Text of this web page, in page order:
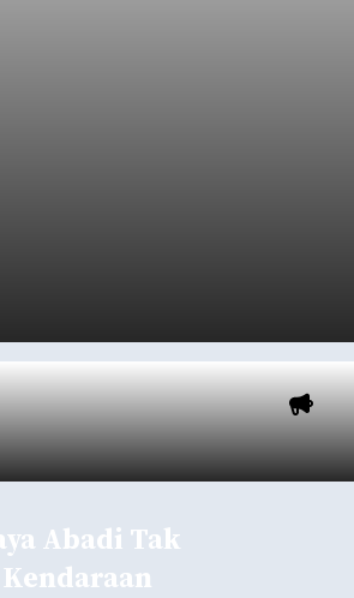
Abadi Tak